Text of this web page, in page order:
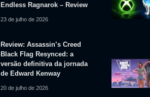
Endless Ragnarok – Review
23 de julho de 2026
Review: Assassin’s Creed
Black Flag Resynced: a
versão definitiva da jornada
de Edward Kenway
20 de julho de 2026